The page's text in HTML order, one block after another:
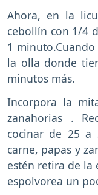
Ahora, en la
cebollín con 1/4
1
la olla donde
minutos más.
Incorpora la
zanahorias .
cocinar de 25 a
carne, papas y
estén retira de la
espolvorea un